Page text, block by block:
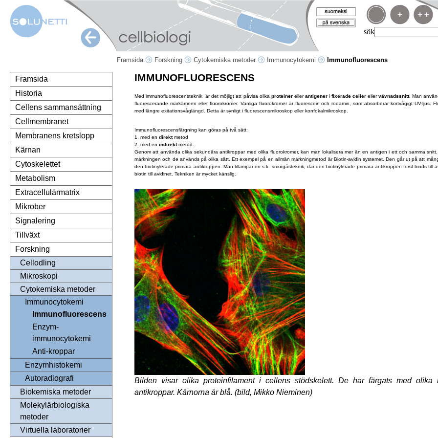
sök
Framsida Forskning Cytokemiska metoder Immunocytokemi Immunofluorescens
Framsida
Historia
Cellens sammansättning
Cellmembranet
Membranens kretslopp
Kärnan
Cytoskelettet
Metabolism
Extracellulärmatrix
Mikrober
Signalering
Tillväxt
Forskning
Cellodling
Mikroskopi
Cytokemiska metoder
Immunocytokemi
Immunofluorescens
Enzym-
immunocytokemi
Anti-kroppar
Enzymhistokemi
Autoradiografi
Biokemiska metoder
Molekylärbiologiska
metoder
Virtuella laboratorier
IMMUNOFLUORESCENS
Med immunofluorescensteknik är det möjligt att påvisa olika proteinerellerantigenerifixerade celler ellervävnadssnitt. Man
fluorescerande märkämnen eller fluorokromer. Vanliga fluorokromer är fluorescein och rodamin, som absorberar kortvågigt UV-ljus.
med längre exitationsvåglängd. Detta är synligt i fluorescensmikroskop eller konfokalmikroskop.
Immunofluorescensfärgning kan göras på två sätt:
1. med en direktmetod
2. med en indirektmetod.
Genom att använda olika sekundära antikroppar med olika fluorokromer, kan man lokalisera mer än en antigen i ett och samma
märkningen och de används på olika sätt. Ett exempel på en allmän märkningmetod är Biotin-avidin systemet. Den går ut på att
den biotinylerade primära antikroppen. Man tillämpar en s.k. smörgåsteknik, där den biotinylerade primära antikroppen först binds till
biotin till avidinet. Tekniken är mycket känslig.
Bilden visar olika proteinfilament i cellens stödskelett. De har färgats med olika
antikroppar. Kärnorna är blå. (bild, Mikko Nieminen)